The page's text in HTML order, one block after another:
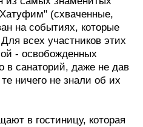
(схваченные,
на событиях, которые
всех участников этих
- освобожденных
в санаторий, даже не дав
ничего не знали об их
в гостиницу, которая